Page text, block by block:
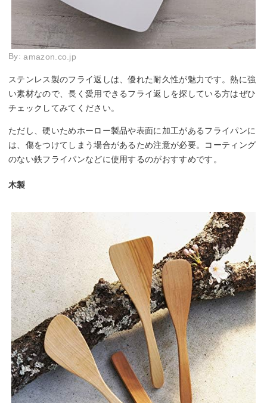
By:amazon.co.jp
ステンレス製のフライ返しは、優れた耐久性が魅力です。熱に強
い素材なので、長く愛用できるフライ返しを探している方はぜひ
チェックしてみてください。
ただし、硬いためホーロー製品や表面に加工があるフライパンに
は、傷をつけてしまう場合があるため注意が必要。コーティング
のない鉄フライパンなどに使用するのがおすすめです。
木製